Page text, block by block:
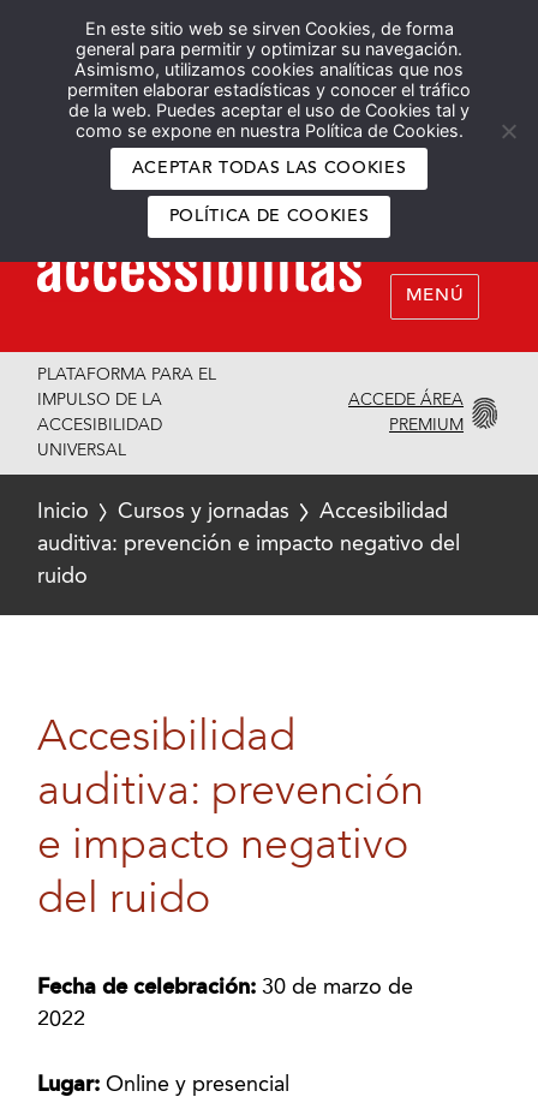
En este sitio web se sirven Cookies, de forma
general para permitir y optimizar su navegación.
Asimismo, utilizamos cookies analíticas que nos
permiten elaborar estadísticas y conocer el tráfico
de la web. Puedes aceptar el uso de Cookies tal y
como se expone en nuestra Política de Cookies.
ACEPTAR TODAS LAS COOKIES
POLÍTICA DE COOKIES
Español English
MENÚ
PLATAFORMA PARA EL
IMPULSO DE LA
ACCESIBILIDAD
UNIVERSAL
ACCEDE ÁREA
PREMIUM
Inicio Cursos y jornadas
Accesibilidad
auditiva: prevención e impacto negativo del
ruido
Accesibilidad
auditiva: prevención
e impacto negativo
del ruido
Fecha de celebración:30 de marzo de
2022
Lugar:Online y presencial